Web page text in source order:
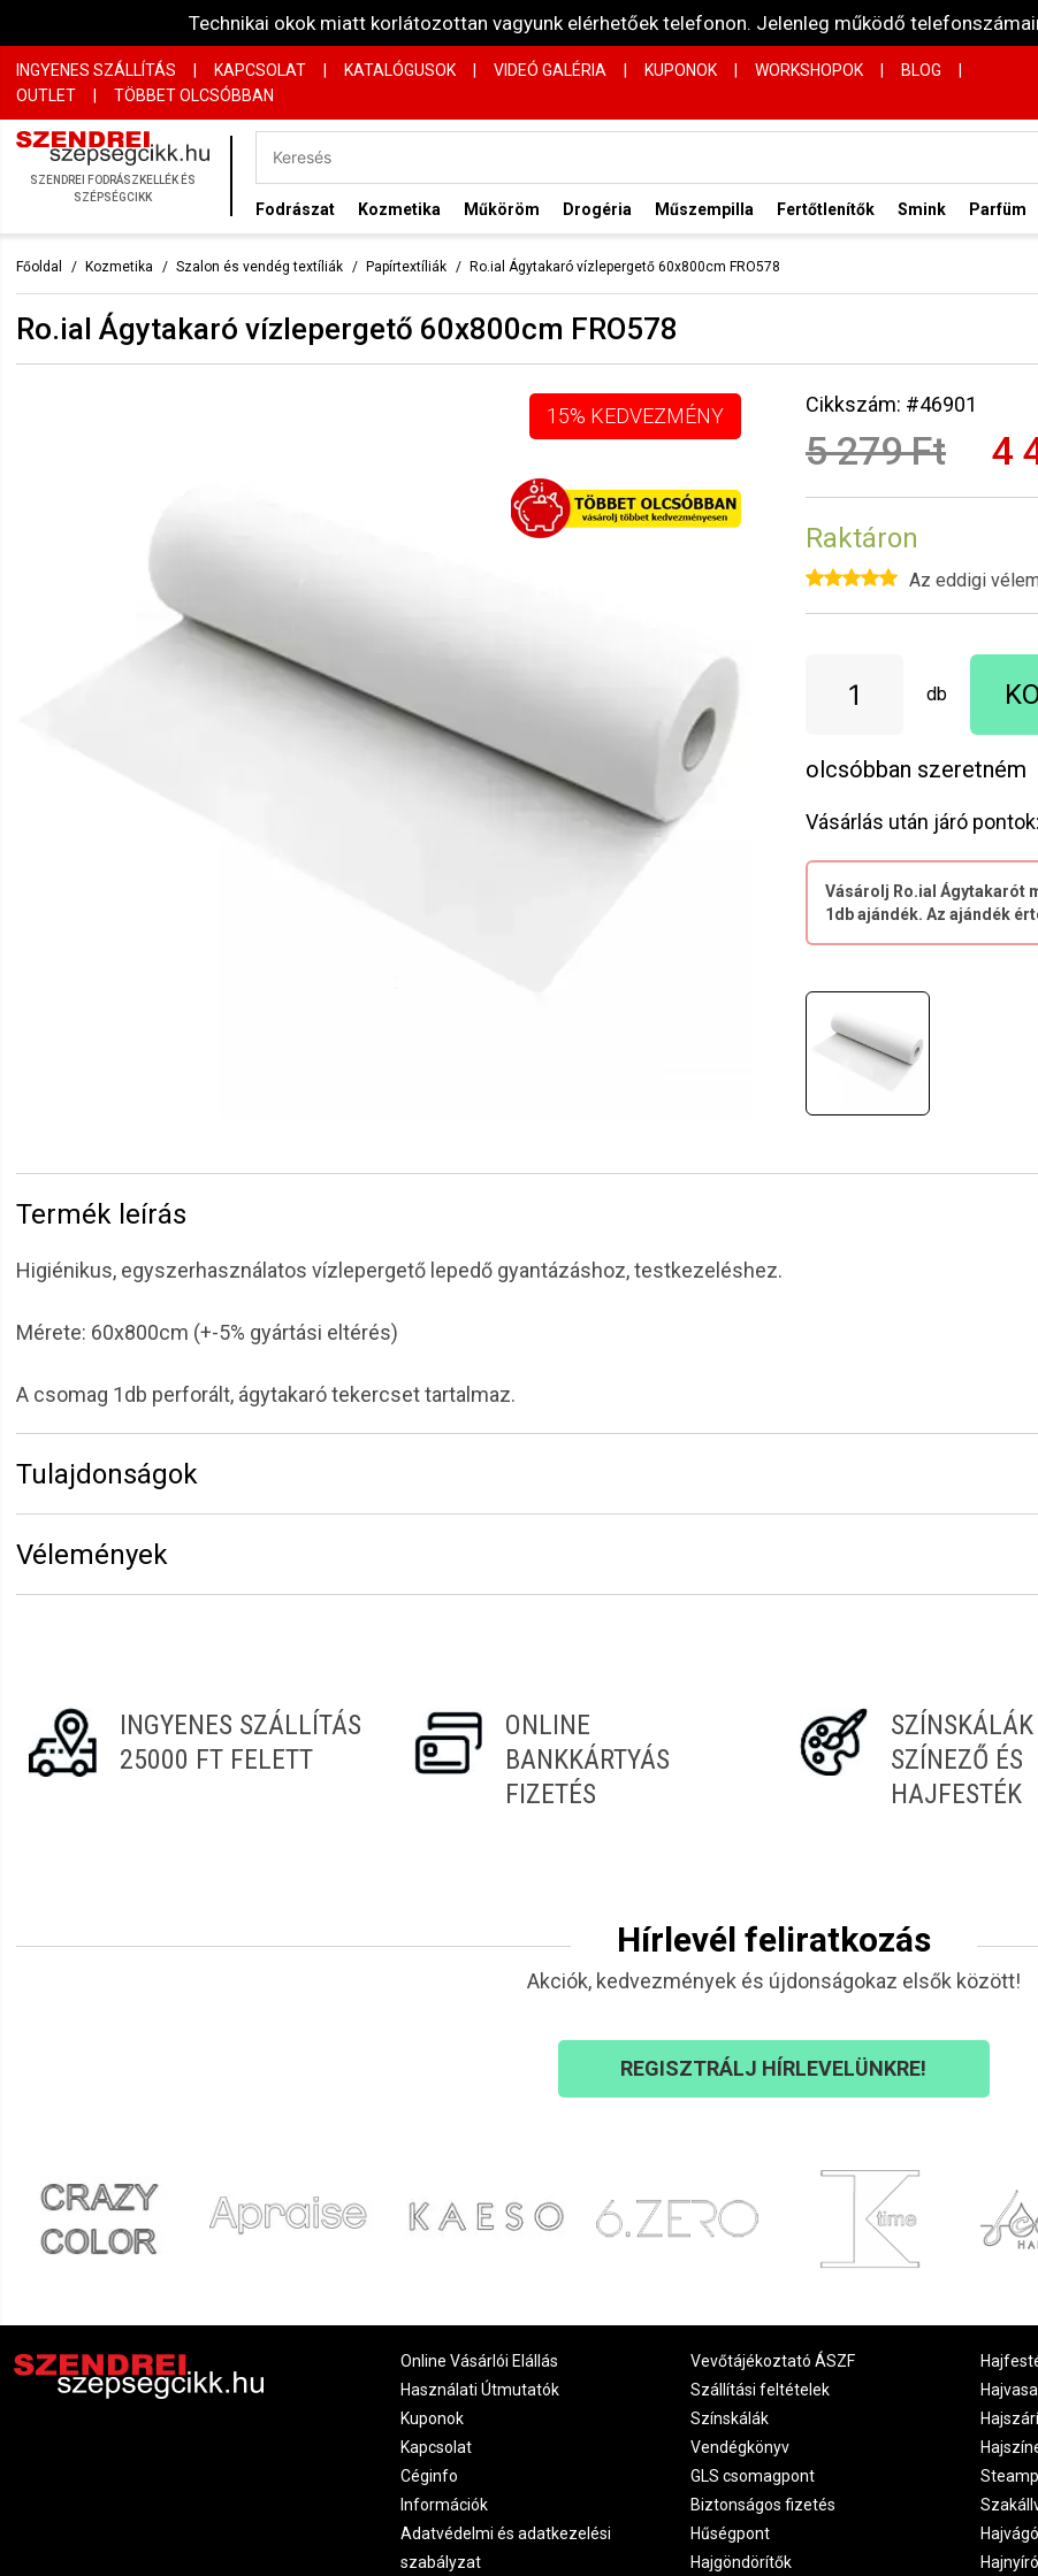
Technikai okok miatt korlátozottan vagyunk elérhetőek telefonon. Jelenleg működő
INGYENES SZÁLLÍTÁS KAPCSOLAT KATALÓGUSOK VIDEÓ GALÉRIA KUPONOK WORKSHOPOK BLOG
OUTLET
| TÖBBET OLCSÓBBAN
SZENDREI FODRÁSZKELLÉK ÉS
SZÉPSÉGCIKK
Fodrászat Kozmetika Műköröm Drogéria Műszempilla Fertőtlenítők Smink Parfüm
Főoldal Kozmetika Szalon és vendég textíliák Papírtextíliák Ro.ial Ágytakaró vízlepergető 60x800cm FRO578
Ro.ial Ágytakaró vízlepergető 60x800cm FRO578
15% KEDVEZMÉNY Cikkszám: #46901
5 279 Ft 4
Raktáron
Az eddigi
db
olcsóbban szeretném
Vásárlás után járó pontok:
Vásárolj Ro.ial Ágytakarót
1db ajándék. Az ajándék
Termék leírás
Higiénikus, egyszerhasználatos vízlepergető lepedő gyantázáshoz, testkezeléshez.
Mérete: 60x800cm (+-5% gyártási eltérés)
A csomag 1db perforált, ágytakaró tekercset tartalmaz.
Tulajdonságok
Vélemények
INGYENES SZÁLLÍTÁS
25000 FT FELETT
ONLINE
BANKKÁRTYÁS
FIZETÉS
SZÍNSKÁLÁK
SZÍNEZŐ ÉS
HAJFESTÉK
Hírlevél feliratkozás
Akciók, kedvezmények és újdonságokaz elsők között!
REGISZTRÁLJ HÍRLEVELÜNKRE!
Online Vásárlói Elállás
Használati Útmutatók
Kuponok
Kapcsolat
Céginfo
Információk
Adatvédelmi és adatkezelési
szabályzat
Vevőtájékoztató ÁSZF
Szállítási feltételek
Színskálák
Vendégkönyv
GLS csomagpont
Biztonságos fizetés
Hűségpont
Hajgöndörítők
Hajvágó
Hajnyíró